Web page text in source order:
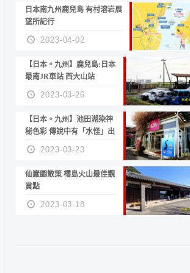
日本南九州鹿兒島 有村溶岩展
望所記行
2023-04-02
【日本。九州】鹿兒島:日本
最南JR車站 西大山站
2023-03-26
【日本。九州】池田湖染神
秘色彩 傳說中有「水怪」出
沒
2023-03-23
仙巖園散策 櫻島火山最佳觀
賞點
2023-03-18